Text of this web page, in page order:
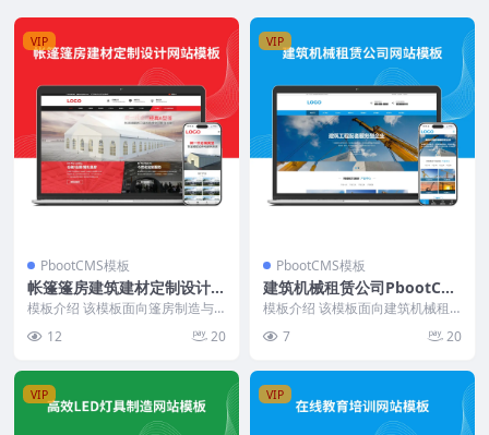
VIP
PbootCMS模板
帐篷篷房建筑建材定制设计类
网站模板
模板介绍 该模板面向篷房制造与
色调，营造专业、稳重...
12 20
VIP
PbootCMS模板
建筑机械租赁公司PbootCM
S网站模板
模板介绍 该模板面向建筑机械租
整体布局规整，信息层...
7 20
VIP VIP